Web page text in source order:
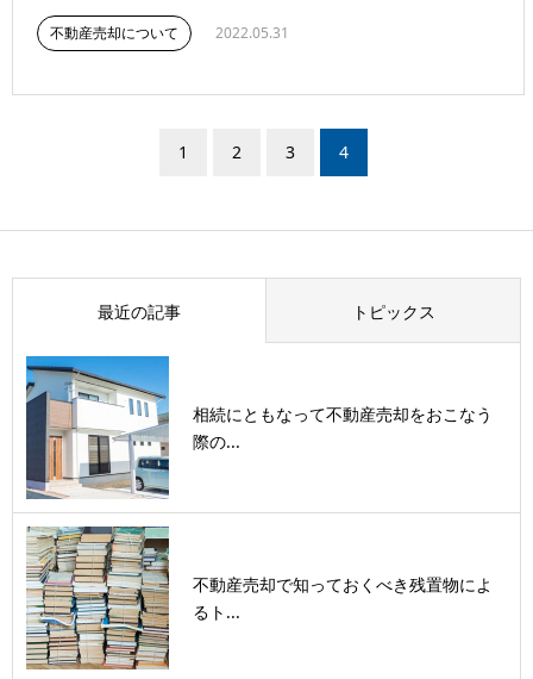
不動産売却について 2022.05.31
1 2 3 4
最近の記事 トピックス
相続にともなって不動産売却をおこなう
際の...
不動産売却で知っておくべき残置物によ
るト...